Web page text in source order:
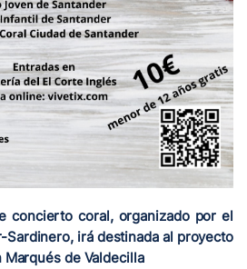
concierto coral, organizado por el
Sardinero, irá destinada al proyecto
de Valdecilla